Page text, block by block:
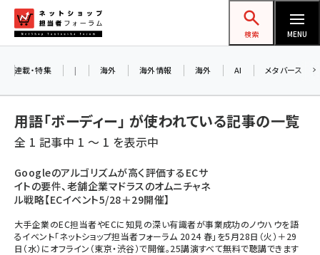
ン
ネットショップ担当者フォーラム
検索 MENU
yahoo (1908)
ecbeing (1211)
連載・特集 | 海外 海外情報 海外 AI メタバース
用語「ボーディー」 が使われている記事の一覧
全 1 記事中 1 ～ 1 を表示中
Googleのアルゴリズムが高く評価するECサ
イトの要件、老舗企業マドラスのオムニチャネ
ル戦略【ECイベント5/28＋29開催】
大手企業のEC担当者やECに知見の深い有識者が事業成功のノウハウを語
るイベント「ネットショップ担当者フォーラム 2024 春」を5月28日（火）＋29
日（水）にオフライン（東京・渋谷）で開催。25講演すべて無料で聴講できます